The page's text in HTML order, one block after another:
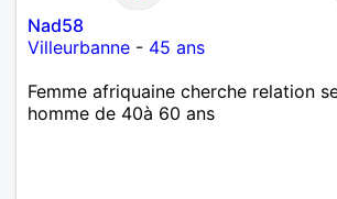
Nad58
Villeurbanne - 45 ans
Femme afriquaine cherche relation
homme de 40à 60 ans